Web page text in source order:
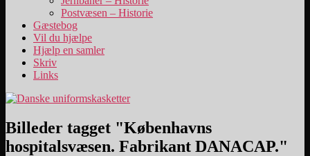
Postvæsen – Historie
Gæstebog
Vil du hjælpe
Hjælp en samler
Skriv
Links
Billeder tagget "Københavns
hospitalsvæsen. Fabrikant DANACAP."